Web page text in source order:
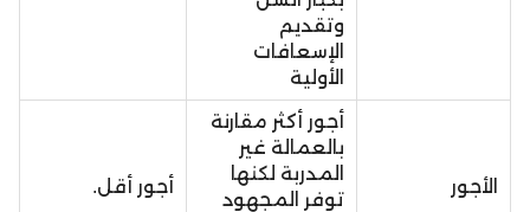
وتقديم
الإسعافات
الأولية
الأجور
أجور أكثر مقارنة
بالعمالة غير
المدربة لكنها
توفر المجهود
أجور أقل.